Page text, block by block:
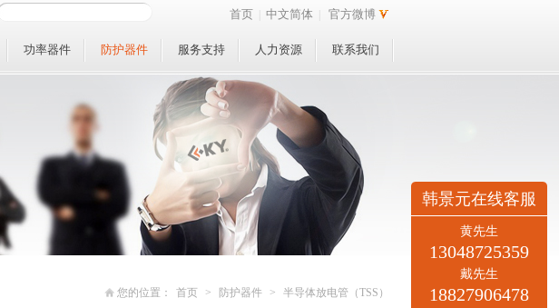
首页 中文简体 官方微博
功率器件 防护器件 服务支持 人力资源 联系我们
您的位置： 首页 > 防护器件 > 半导体放电管（TSS）
韩景元在线客服
黄先生
13048725359
戴先生
18827906478